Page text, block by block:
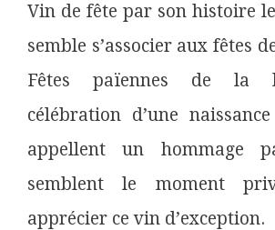
Vin de fête par son histoire
semble s’associer aux fêtes
Fêtes païennes de la
célébration d’une
appellent un hommage
semblent le moment
apprécier ce vin d’exception.